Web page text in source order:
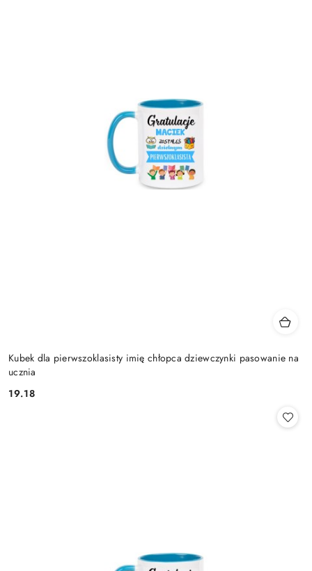
Kubek dla pierwszoklasisty imię chłopca dziewczynki pasowanie na
ucznia
Cena:
19.18